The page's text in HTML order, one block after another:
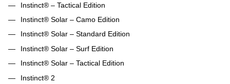
Instinct® – Tactical Edition
Instinct® Solar – Camo Edition
Instinct® Solar – Standard Edition
Instinct® Solar – Surf Edition
Instinct® Solar – Tactical Edition
Instinct® 2